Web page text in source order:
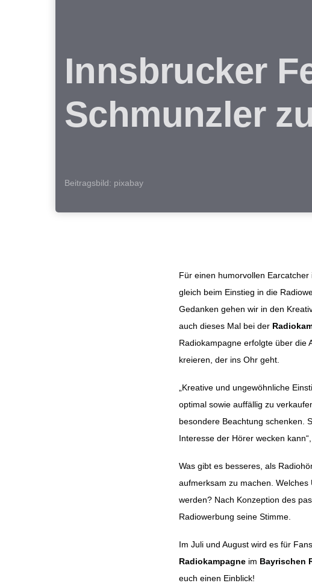
Innsbrucker
Schmunzler
Beitragsbild: pixabay
Für einen humorvollen Earcatcher
gleich beim Einstieg in die
Gedanken gehen wir in den
auch dieses Mal bei der
Radiokampagne erfolgte über die
kreieren, der ins Ohr geht.
„Kreative und ungewöhnliche
optimal sowie auffällig zu
besondere Beachtung schenken.
Interesse der Hörer wecken
Was gibt es besseres, als
aufmerksam zu machen.
werden? Nach Konzeption des
Radiowerbung seine Stimme.
Im Juli und August wird es für
Radiokampagne im Bayrischen
euch einen Einblick!
Beitragsnavigation